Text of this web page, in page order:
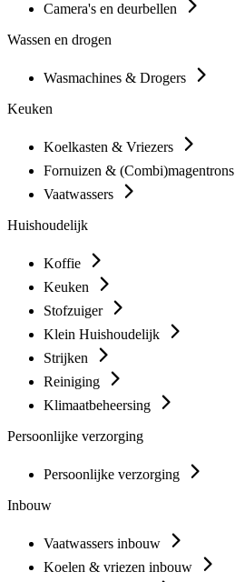
Camera's en deurbellen
Wassen en drogen
Wasmachines & Drogers
Keuken
Koelkasten & Vriezers
Fornuizen & (Combi)magentrons
Vaatwassers
Huishoudelijk
Koffie
Keuken
Stofzuiger
Klein Huishoudelijk
Strijken
Reiniging
Klimaatbeheersing
Persoonlijke verzorging
Persoonlijke verzorging
Inbouw
Vaatwassers inbouw
Koelen & vriezen inbouw